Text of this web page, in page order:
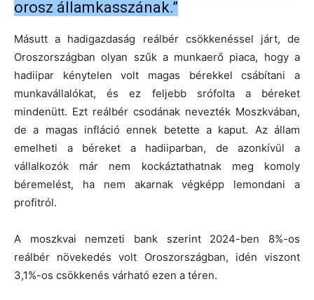
orosz államkasszának.”
Másutt a hadigazdaság reálbér csökkenéssel járt, de
Oroszországban olyan szűk a munkaerő piaca, hogy a
hadiipar kénytelen volt magas bérekkel csábítani a
munkavállalókat, és ez feljebb srófolta a béreket
mindenütt. Ezt reálbér csodának nevezték Moszkvában,
de a magas infláció ennek betette a kaput. Az állam
emelheti a béreket a hadiiparban, de azonkívül a
vállalkozók már nem kockáztathatnak meg komoly
béremelést, ha nem akarnak végképp lemondani a
profitról.
A moszkvai nemzeti bank szerint 2024-ben 8%-os
reálbér növekedés volt Oroszországban, idén viszont
3,1%-os csökkenés várható ezen a téren.